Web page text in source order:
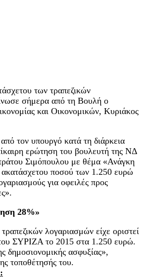
των τραπεζικών
σήμερα από τη Βουλή ο
και Οικονομικών, Κυριάκος
τον υπουργό κατά τη διάρκεια
ερώτηση του βουλευτή της ΝΔ
Σιμόπουλου με θέμα «Ανάγκη
ποσού των 1.250 ευρώ
για οφειλές προς
28%»
λογαριασμών είχε οριστεί
ΣΥΡΙΖΑ το 2015 στα 1.250 ευρώ.
δημοσιονομικής ασφυξίας»,
τοποθέτησής του.